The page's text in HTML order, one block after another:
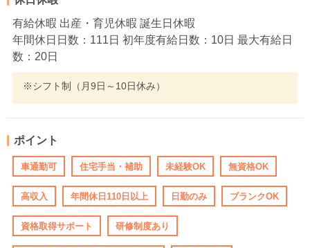
有給休暇 出産・育児休暇 誕生日休暇
年間休日日数：111日 初年度有給日数：10日 最大有給日
数：20日
※シフト制（月9日～10日休み）
ポイント
車通勤可 住宅手当・補助 未経験OK 無資格OK
高収入 年間休日110日以上 日勤のみ ブランクOK
資格取得サポート 研修制度あり